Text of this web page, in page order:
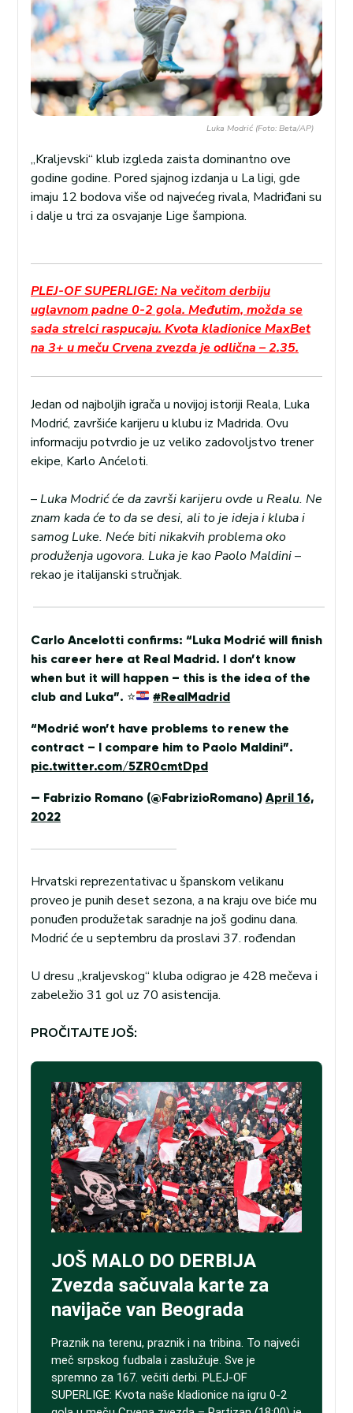
Luka Modrić (Foto: Beta/AP)
„Kraljevski“ klub izgleda zaista dominantno ove
godine godine. Pored sjajnog izdanja u La ligi, gde
imaju 12 bodova više od najvećeg rivala, Madriđani su
i dalje u trci za osvajanje Lige šampiona.
PLEJ-OF SUPERLIGE: Na večitom derbiju
uglavnom padne 0-2 gola. Međutim, možda se
sada strelci raspucaju. Kvota kladionice MaxBet
na 3+ u meču Crvena zvezda je odlična – 2.35.
Jedan od najboljih igrača u novijoj istoriji Reala, Luka
Modrić, završiće karijeru u klubu iz Madrida. Ovu
informaciju potvrdio je uz veliko zadovoljstvo trener
ekipe, Karlo Anćeloti.
–Luka Modrić će da završi karijeru ovde u Realu. Ne
znam kada će to da se desi, ali to je ideja i kluba i
samog Luke. Neće biti nikakvih problema oko
produženja ugovora. Luka je kao Paolo Maldini–
rekao je italijanski stručnjak.
Carlo Ancelotti confirms: “Luka Modrić will finish
his career here at Real Madrid. I don’t know
when but it will happen – this is the idea of the
club and Luka”. ⭐️ #RealMadrid
“Modrić won’t have problems to renew the
contract – I compare him to Paolo Maldini”.
pic.twitter.com/5ZR0cmtDpd
— Fabrizio Romano (@FabrizioRomano) April 16,
2022
Hrvatski reprezentativac u španskom velikanu
proveo je punih deset sezona, a na kraju ove biće mu
ponuđen produžetak saradnje na još godinu dana.
Modrić će u septembru da proslavi 37. rođendan
U dresu „kraljevskog“ kluba odigrao je 428 mečeva i
zabeležio 31 gol uz 70 asistencija.
PROČITAJTE JOŠ: